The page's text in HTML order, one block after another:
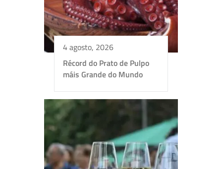
4 agosto, 2026
Récord do Prato de Pulpo
máis Grande do Mundo